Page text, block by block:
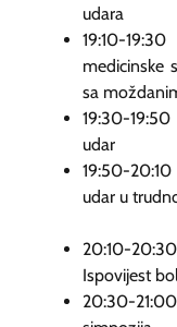
udara
19:10-19:30
medicinske
sa
19:30-19:50
udar
19:50-20:10
udar u
20:10-
Ispovijest
20:30-